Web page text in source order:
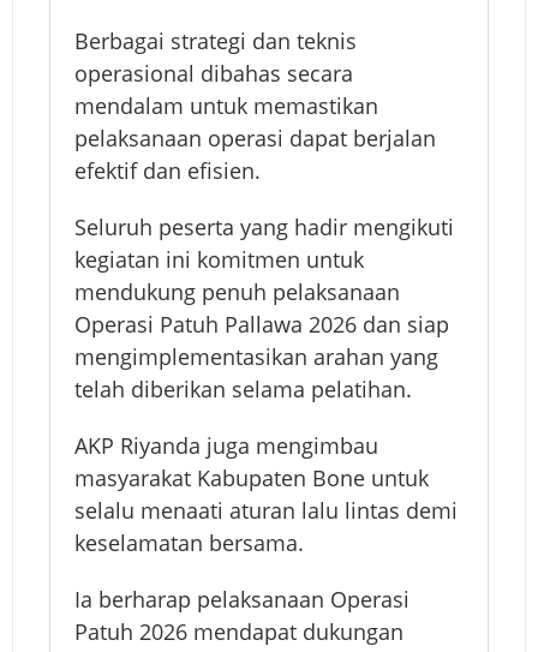
Berbagai strategi dan teknis
operasional dibahas secara
mendalam untuk memastikan
pelaksanaan operasi dapat berjalan
efektif dan efisien.
Seluruh peserta yang hadir mengikuti
kegiatan ini komitmen untuk
mendukung penuh pelaksanaan
Operasi Patuh Pallawa 2026 dan siap
mengimplementasikan arahan yang
telah diberikan selama pelatihan.
AKP Riyanda juga mengimbau
masyarakat Kabupaten Bone untuk
selalu menaati aturan lalu lintas demi
keselamatan bersama.
Ia berharap pelaksanaan Operasi
Patuh 2026 mendapat dukungan